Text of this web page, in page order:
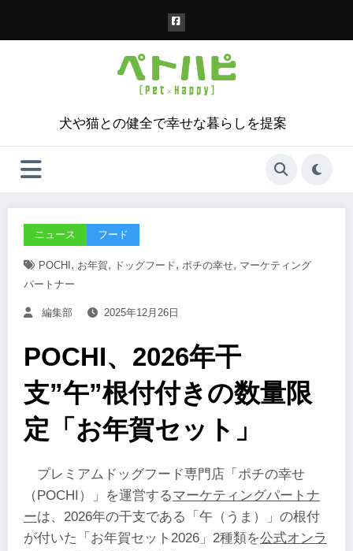
犬や猫との健全で幸せな暮らしを提案
ニュース フード
POCHI , お年賀, ドッグフード, ポチの幸せ, マーケティング
パートナー
編集部 2025年12月26日
POCHI、2026年干
支”午”根付付きの数量限
定「お年賀セット」
プレミアムドッグフード専門店「ポチの幸せ
（POCHI）」を運営するマーケティングパートナ
ーは、2026年の干支である「午（うま）」の根付
が付いた「お年賀セット2026」2種類を公式オンラ